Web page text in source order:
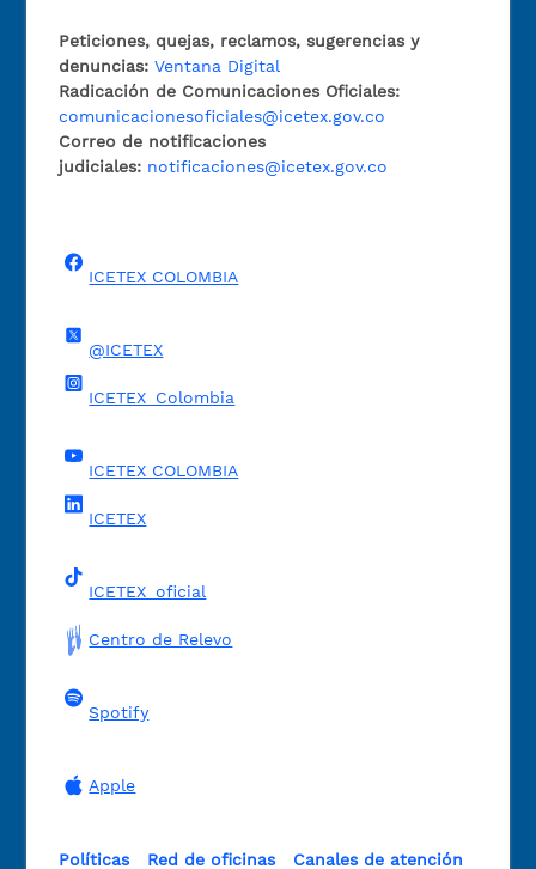
Peticiones, quejas, reclamos, sugerencias y
denuncias: Ventana Digital
Radicación de Comunicaciones Oficiales:
comunicacionesoficiales@icetex.gov.co
Correo de notificaciones
judiciales: notificaciones@icetex.gov.co
ICETEX COLOMBIA
@ICETEX
ICETEX_Colombia
ICETEX COLOMBIA
ICETEX
ICETEX_oficial
Centro de Relevo
Spotify
Apple
Políticas Red de oficinas Canales de atención